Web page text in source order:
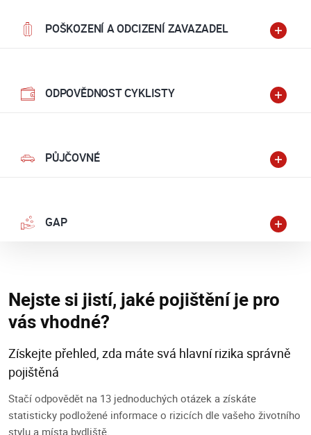
POŠKOZENÍ A ODCIZENÍ ZAVAZADEL
ODPOVĚDNOST CYKLISTY
PŮJČOVNÉ
GAP
Nejste si jistí, jaké pojištění je pro
vás vhodné?
Získejte přehled, zda máte svá hlavní rizika správně
pojištěná
Stačí odpovědět na 13 jednoduchých otázek a získáte
statisticky podložené informace o rizicích dle vašeho životního
stylu a místa bydliště.